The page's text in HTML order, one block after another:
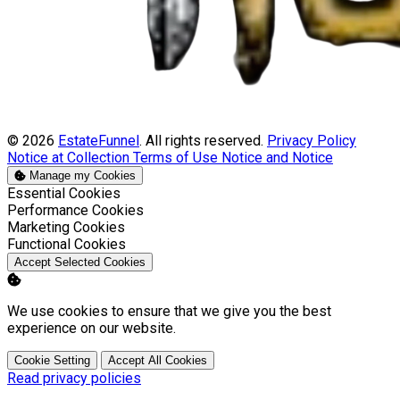
© 2026 EstateFunnel . All rights reserved. Privacy Policy
Notice at Collection Terms of Use Notice and Notice
Manage my Cookies
Enable
Essential Cookies
Enable
Performance Cookies
Enable
Marketing Cookies
Enable
Functional Cookies
Accept Selected Cookies
We use cookies to ensure that we give you the best
experience on our website.
Cookie Setting Accept All Cookies
Read privacy policies